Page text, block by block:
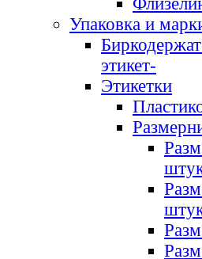
Упаковка и
этикет-
Этикетки